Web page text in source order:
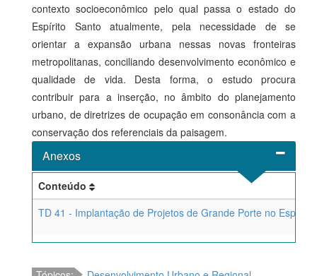
contexto socioeconômico pelo qual passa o estado do
Espírito Santo atualmente, pela necessidade de se
orientar a expansão urbana nessas novas fronteiras
metropolitanas, conciliando desenvolvimento econômico e
qualidade de vida. Desta forma, o estudo procura
contribuir para a inserção, no âmbito do planejamento
urbano, de diretrizes de ocupação em consonância com a
conservação dos referenciais da paisagem.
Anexos
Conteúdo
TD 41 - Implantação de Projetos de Grande Porte no Espírito